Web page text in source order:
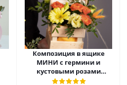
Композиция в ящике
МИНИ с гермини и
кустовыми розами
"Весеннее послание" арт.